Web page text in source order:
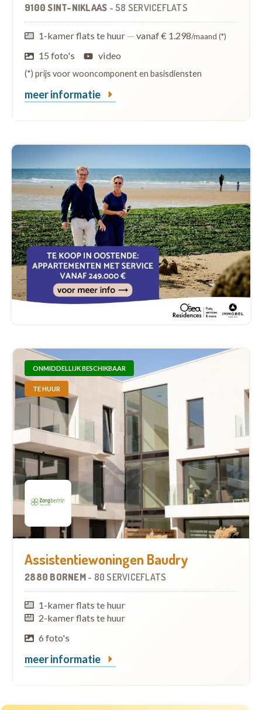
9100 SINT-NIKLAAS - 58 SERVICEFLATS
1-kamer flats te huur — vanaf € 1.298/maand (*)
15 foto's video
(*) prijs voor wooncomponent en basisdiensten
meer informatie
ONMIDDELLIJK BESCHIKBAAR
TE HUUR
Assistentiewoningen Baudry
2880 BORNEM - 80 SERVICEFLATS
1-kamer flats te huur
2-kamer flats te huur
6 foto's
meer informatie